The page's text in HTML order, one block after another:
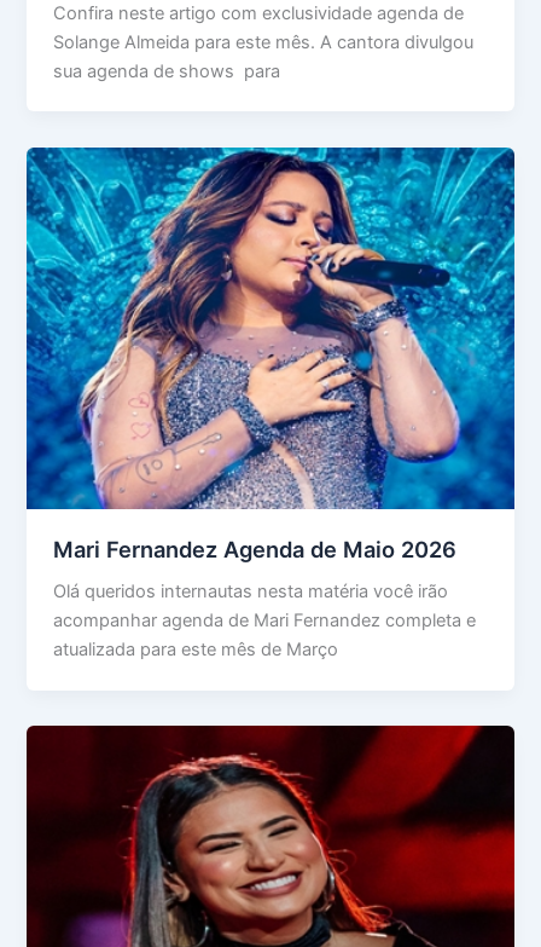
Confira neste artigo com exclusividade agenda de
Solange Almeida para este mês. A cantora divulgou
sua agenda de shows para
Mari Fernandez Agenda de Maio 2026
Olá queridos internautas nesta matéria você irão
acompanhar agenda de Mari Fernandez completa e
atualizada para este mês de Março